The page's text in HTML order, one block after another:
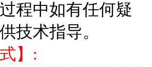
程中如有任何疑
技术指导。
】: